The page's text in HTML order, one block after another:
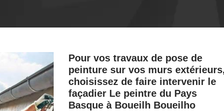
Pour vos travaux de pose de
peinture sur vos murs
choisissez de faire intervenir le
façadier Le peintre du Pays
Basque à Boueilh Boueilho